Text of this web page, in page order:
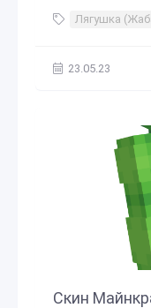
Лягушка
23.05.23
Скин